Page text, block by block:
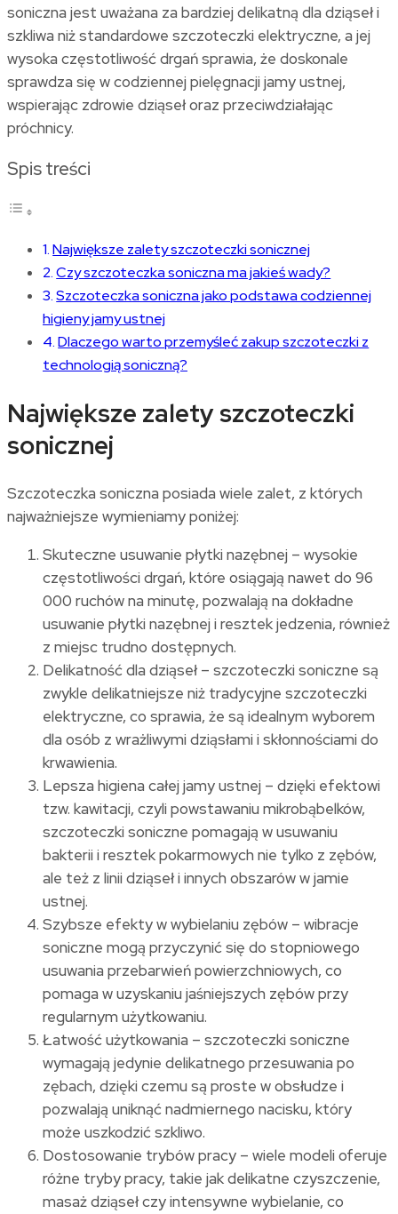
soniczna jest uważana za bardziej delikatną dla dziąseł i
szkliwa niż standardowe szczoteczki elektryczne, a jej
wysoka częstotliwość drgań sprawia, że doskonale
sprawdza się w codziennej pielęgnacji jamy ustnej,
wspierając zdrowie dziąseł oraz przeciwdziałając
próchnicy.
Spis treści
Największe zalety szczoteczki sonicznej
Czy szczoteczka soniczna ma jakieś wady?
Szczoteczka soniczna jako podstawa codziennej
higieny jamy ustnej
Dlaczego warto przemyśleć zakup szczoteczki z
technologią soniczną?
Największe zalety szczoteczki
sonicznej
Szczoteczka soniczna posiada wiele zalet, z których
najważniejsze wymieniamy poniżej:
Skuteczne usuwanie płytki nazębnej – wysokie
częstotliwości drgań, które osiągają nawet do 96
000 ruchów na minutę, pozwalają na dokładne
usuwanie płytki nazębnej i resztek jedzenia, również
z miejsc trudno dostępnych.
Delikatność dla dziąseł – szczoteczki soniczne są
zwykle delikatniejsze niż tradycyjne szczoteczki
elektryczne, co sprawia, że są idealnym wyborem
dla osób z wrażliwymi dziąsłami i skłonnościami do
krwawienia.
Lepsza higiena całej jamy ustnej – dzięki efektowi
tzw. kawitacji, czyli powstawaniu mikrobąbelków,
szczoteczki soniczne pomagają w usuwaniu
bakterii i resztek pokarmowych nie tylko z zębów,
ale też z linii dziąseł i innych obszarów w jamie
ustnej.
Szybsze efekty w wybielaniu zębów – wibracje
soniczne mogą przyczynić się do stopniowego
usuwania przebarwień powierzchniowych, co
pomaga w uzyskaniu jaśniejszych zębów przy
regularnym użytkowaniu.
Łatwość użytkowania – szczoteczki soniczne
wymagają jedynie delikatnego przesuwania po
zębach, dzięki czemu są proste w obsłudze i
pozwalają uniknąć nadmiernego nacisku, który
może uszkodzić szkliwo.
Dostosowanie trybów pracy – wiele modeli oferuje
różne tryby pracy, takie jak delikatne czyszczenie,
masaż dziąseł czy intensywne wybielanie, co